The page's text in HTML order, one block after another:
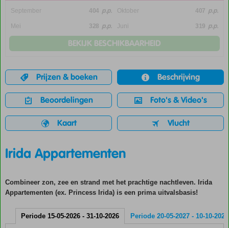
September 404 p.p. Oktober 407 p.p.
Mei 328 p.p. Juni 319 p.p.
BEKIJK BESCHIKBAARHEID
Prijzen & boeken Beschrijving
Beoordelingen Foto's & Video's
Kaart Vlucht
Irida Appartementen
Combineer zon, zee en strand met het prachtige nachtleven. Irida
Appartementen (ex. Princess Irida) is een prima uitvalsbasis!
Periode 15-05-2026 - 31-10-2026 Periode 20-05-2027 - 10-10-2027